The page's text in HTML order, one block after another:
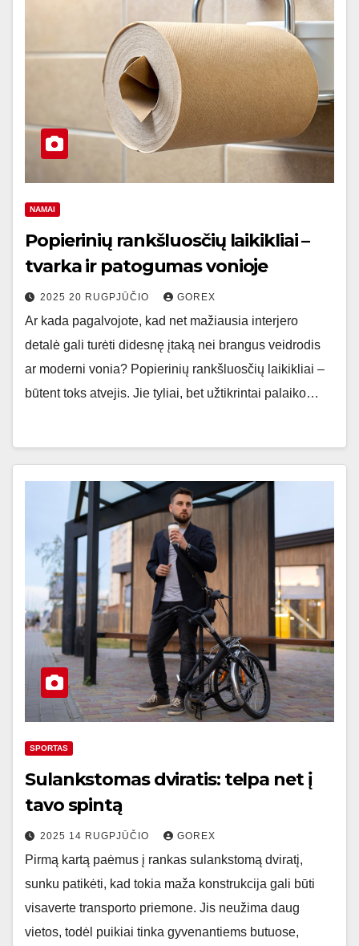
NAMAI
Popierinių rankšluosčių laikikliai –
tvarka ir patogumas vonioje
2025 20 RUGPJŪČIO GOREX
Ar kada pagalvojote, kad net mažiausia interjero
detalė gali turėti didesnę įtaką nei brangus veidrodis
ar moderni vonia? Popierinių rankšluosčių laikikliai –
būtent toks atvejis. Jie tyliai, bet užtikrintai palaiko…
SPORTAS
Sulankstomas dviratis: telpa net į
tavo spintą
2025 14 RUGPJŪČIO GOREX
Pirmą kartą paėmus į rankas sulankstomą dviratį,
sunku patikėti, kad tokia maža konstrukcija gali būti
visaverte transporto priemone. Jis neužima daug
vietos, todėl puikiai tinka gyvenantiems butuose,